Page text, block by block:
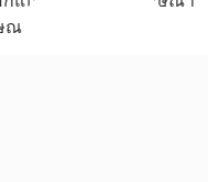
ารูปแบบต่างๆ